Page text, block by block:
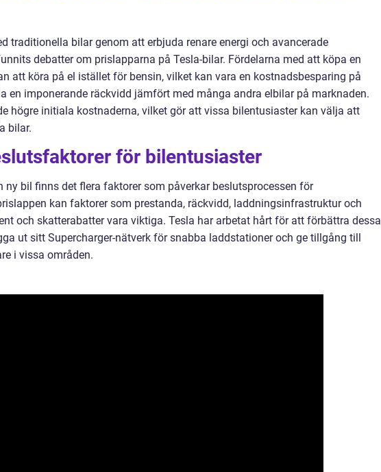
traditionella bilar genom att erbjuda renare energi och avancerade
debatter om prislapparna på Tesla-bilar. Fördelarna med att köpa en
att köra på el istället för bensin, vilket kan vara en kostnadsbesparing på
en imponerande räckvidd jämfört med många andra elbilar på marknaden.
högre initiala kostnaderna, vilket gör att vissa bilentusiaster kan välja att
bilar.
för bilentusiaster
ny bil finns det flera faktorer som påverkar beslutsprocessen för
kan faktorer som prestanda, räckvidd, laddningsinfrastruktur och
och skatterabatter vara viktiga. Tesla har arbetat hårt för att förbättra dessa
ut sitt Supercharger-nätverk för snabba laddstationer och ge tillgång till
i vissa områden.